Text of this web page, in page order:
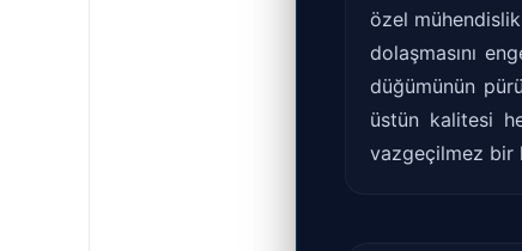
özel
dolaşmasını
düğümünün
üstün kalitesi
vazgeçilmez bir